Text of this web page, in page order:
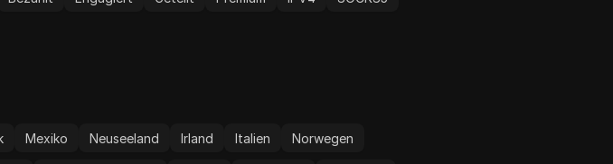
Mexiko Neuseeland Irland Italien Norwegen